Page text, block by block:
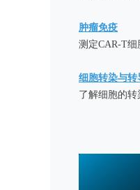
肿瘤免疫
测定
细胞转染与转
了解细胞的转